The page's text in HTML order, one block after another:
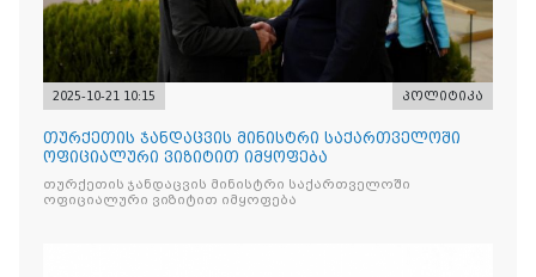
2025-10-21 10:15 პოლიტიკა
თურქეთის ჯანდაცვის მინისტრი საქართველოში
ოფიციალური ვიზიტით იმყოფება
თურქეთის ჯანდაცვის მინისტრი საქართველოში
ოფიციალური ვიზიტით იმყოფება